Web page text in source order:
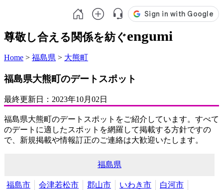
尊敬し合える関係を紡ぐengumi
Home > 福島県 > 大熊町
福島県大熊町のデートスポット
最終更新日： 2023年10月02日
福島県大熊町のデートスポットをご紹介しています。すべて
のデートに適したスポットを網羅して掲載する方針ですの
で、新規掲載や情報訂正のご連絡は大歓迎いたします。
福島県
福島市 会津若松市 郡山市 いわき市
白河市